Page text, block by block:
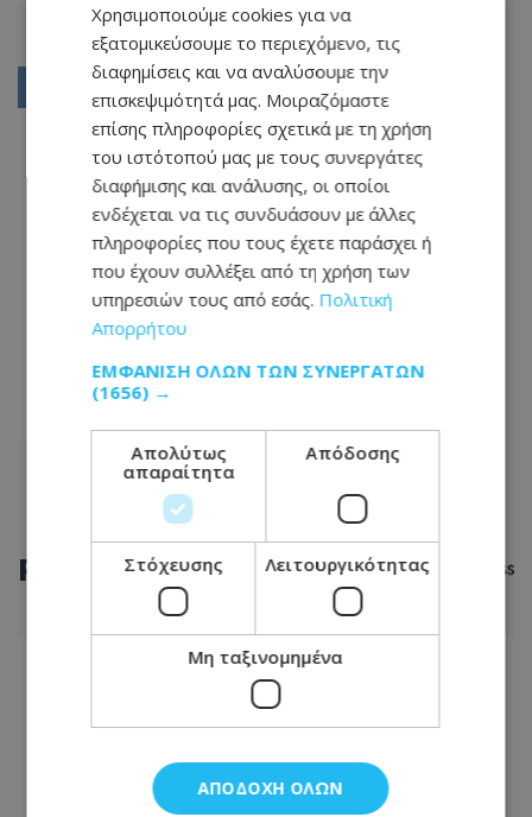
02
03
04
05
...
41
ΡΟΗ ΕΙΔΗΣΕΩΝ
6 Αυγούστου 1999: Η ημέρα που «σίγησε» η
Χρησιμοποιούμε cookies για να
εξατομικεύσουμε το περιεχόμενο, τις
διαφημίσεις και να αναλύσουμε την
επισκεψιμότητά μας. Μοιραζόμαστε
επίσης πληροφορίες σχετικά με τη χρήση
του ιστότοπού μας με τους συνεργάτες
διαφήμισης και ανάλυσης, οι οποίοι
ενδέχεται να τις συνδυάσουν με άλλες
πληροφορίες που τους έχετε παράσχει ή
που έχουν συλλέξει από τη χρήση των
υπηρεσιών τους από εσάς. Πολιτική
Απορρήτου
ΕΜΦΆΝΙΣΗ ΌΛΩΝ ΤΩΝ ΣΥΝΕΡΓΑΤΏΝ
(1656) →
Απολύτως
απαραίτητα
Απόδοσης
Στόχευσης Λειτουργικότητας
Μη ταξινομημένα
ΑΠΟΔΟΧΉ ΌΛΩΝ